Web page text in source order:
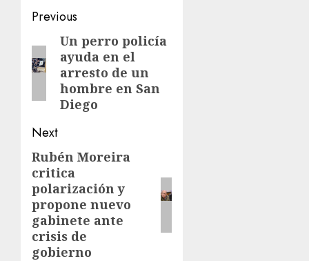
Previous
Un perro policía
ayuda en el
arresto de un
hombre en San
Diego
Next
Rubén Moreira
critica
polarización y
propone nuevo
gabinete ante
crisis de
gobierno